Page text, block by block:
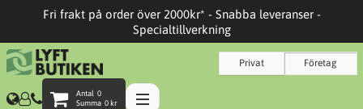
Fri frakt på order över 2000kr* - Snabba leveranser -
Specialtillverkning
Privat Företag
Antal 0
Summa 0 kr